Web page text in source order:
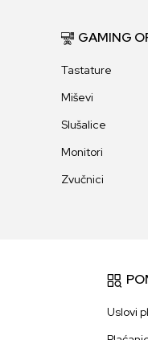
GAMING
Tastature
Miševi
Slušalice
Monitori
Zvučnici
Uslovi